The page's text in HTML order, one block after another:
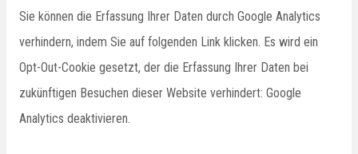
Sie können die Erfassung Ihrer Daten durch Google Analytics
verhindern, indem Sie auf folgenden Link klicken. Es wird ein
Opt-Out-Cookie gesetzt, der die Erfassung Ihrer Daten bei
zukünftigen Besuchen dieser Website verhindert: Google
Analytics deaktivieren.